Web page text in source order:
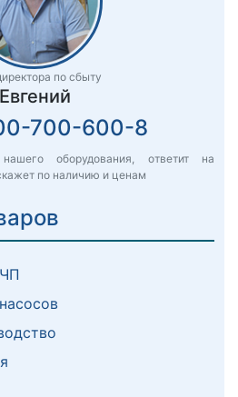
по сбыту
Евгений
700-600-8
оборудования, ответит на
по наличию и ценам